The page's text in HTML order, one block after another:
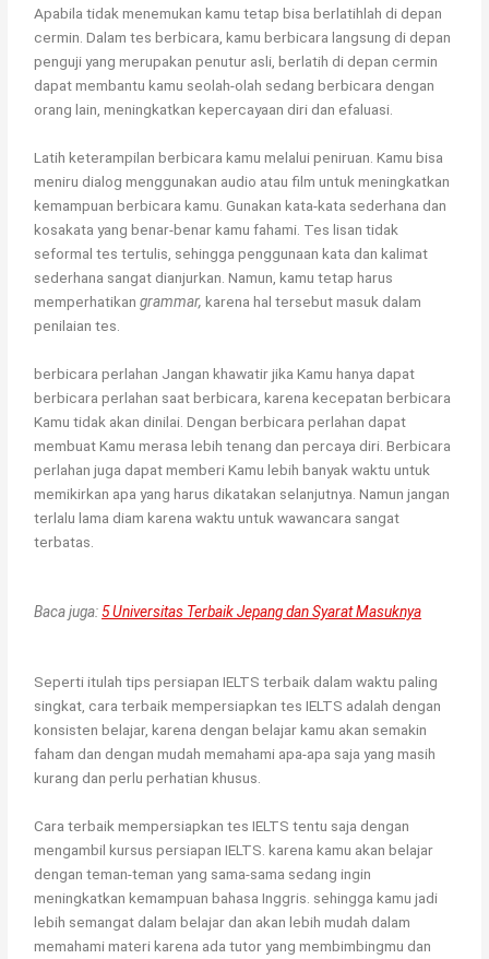
Apabila tidak menemukan kamu tetap bisa berlatihlah di depan
cermin. Dalam tes berbicara, kamu berbicara langsung di depan
penguji yang merupakan penutur asli, berlatih di depan cermin
dapat membantu kamu seolah-olah sedang berbicara dengan
orang lain, meningkatkan kepercayaan diri dan efaluasi.
Latih keterampilan berbicara kamu melalui peniruan. Kamu bisa
meniru dialog menggunakan audio atau film untuk meningkatkan
kemampuan berbicara kamu. Gunakan kata-kata sederhana dan
kosakata yang benar-benar kamu fahami. Tes lisan tidak
seformal tes tertulis, sehingga penggunaan kata dan kalimat
sederhana sangat dianjurkan. Namun, kamu tetap harus
memperhatikangrammar,karena hal tersebut masuk dalam
penilaian tes.
berbicara perlahan Jangan khawatir jika Kamu hanya dapat
berbicara perlahan saat berbicara, karena kecepatan berbicara
Kamu tidak akan dinilai. Dengan berbicara perlahan dapat
membuat Kamu merasa lebih tenang dan percaya diri. Berbicara
perlahan juga dapat memberi Kamu lebih banyak waktu untuk
memikirkan apa yang harus dikatakan selanjutnya. Namun jangan
terlalu lama diam karena waktu untuk wawancara sangat
terbatas.
Baca juga:5 Universitas Terbaik Jepang dan Syarat Masuknya
Seperti itulah tips persiapan IELTS terbaik dalam waktu paling
singkat, cara terbaik mempersiapkan tes IELTS adalah dengan
konsisten belajar, karena dengan belajar kamu akan semakin
faham dan dengan mudah memahami apa-apa saja yang masih
kurang dan perlu perhatian khusus.
Cara terbaik mempersiapkan tes IELTS tentu saja dengan
mengambil kursus persiapan IELTS. karena kamu akan belajar
dengan teman-teman yang sama-sama sedang ingin
meningkatkan kemampuan bahasa Inggris. sehingga kamu jadi
lebih semangat dalam belajar dan akan lebih mudah dalam
memahami materi karena ada tutor yang membimbingmu dan